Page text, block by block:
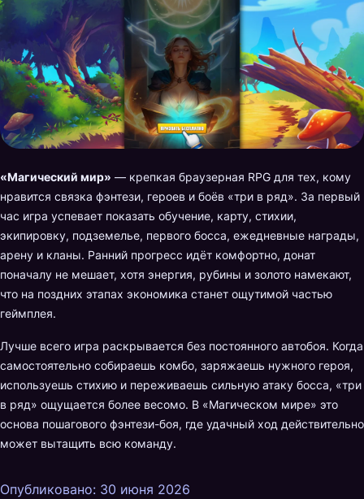
«Магический мир» — крепкая браузерная RPG для тех, кому
нравится связка фэнтези, героев и боёв «три в ряд». За первый
час игра успевает показать обучение, карту, стихии,
экипировку, подземелье, первого босса, ежедневные награды,
арену и кланы. Ранний прогресс идёт комфортно, донат
поначалу не мешает, хотя энергия, рубины и золото намекают,
что на поздних этапах экономика станет ощутимой частью
геймплея.
Лучше всего игра раскрывается без постоянного автобоя. Когда
самостоятельно собираешь комбо, заряжаешь нужного героя,
используешь стихию и переживаешь сильную атаку босса, «три
в ряд» ощущается более весомо. В «Магическом мире» это
основа пошагового фэнтези-боя, где удачный ход действительно
может вытащить всю команду.
Опубликовано: 30 июня 2026